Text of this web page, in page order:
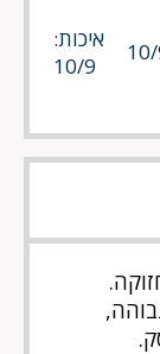
איכות:
10/9